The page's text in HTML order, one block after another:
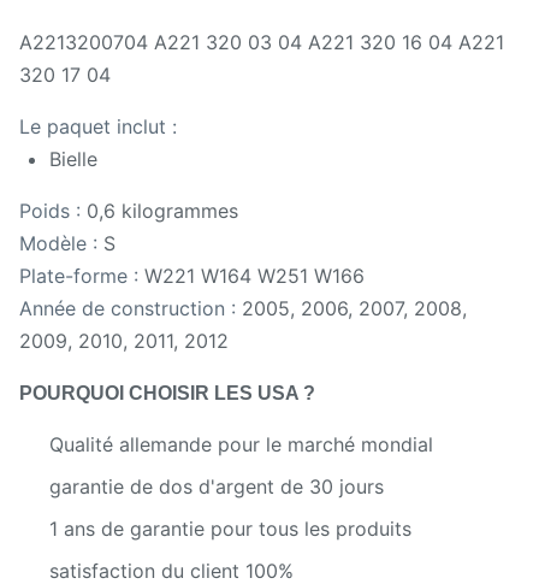
A2213200704 A221 320 03 04 A221 320 16 04 A221
320 17 04
Le paquet inclut :
Bielle
Poids : 0,6 kilogrammes
Modèle : S
Plate-forme : W221 W164 W251 W166
Année de construction : 2005, 2006, 2007, 2008,
2009, 2010, 2011, 2012
POURQUOI CHOISIR LES USA ?
Qualité allemande pour le marché mondial
garantie de dos d'argent de 30 jours
1 ans de garantie pour tous les produits
satisfaction du client 100%